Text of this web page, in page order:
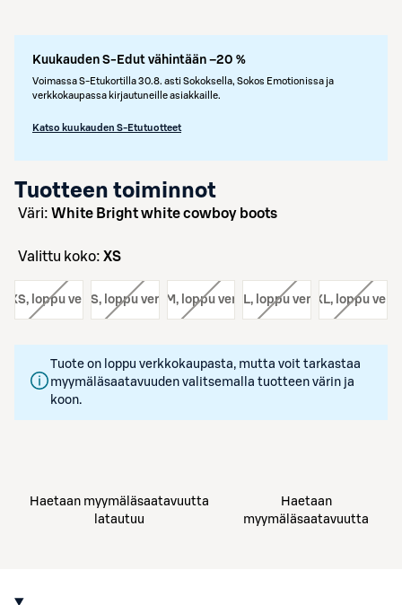
Kuukauden S-Edut vähintään –20 %
Voimassa S-Etukortilla 30.8. asti Sokoksella, Sokos Emotionissa ja
verkkokaupassa kirjautuneille asiakkaille.
Katso kuukauden S-Etutuotteet
Tuotteen toiminnot
väri: White Bright white cowboy boots
Valittu koko: XS
XS, loppu verkosta
koko: S, loppu verkosta
koko: M, loppu verkosta
koko: L, loppu verkosta
koko: XL, loppu
Tuote on loppu verkkokaupasta, mutta voit tarkastaa
myymäläsaatavuuden valitsemalla tuotteen värin ja
koon.
Haetaan myymäläsaatavuutta
latautuu
Haetaan
myymäläsaatavuutta